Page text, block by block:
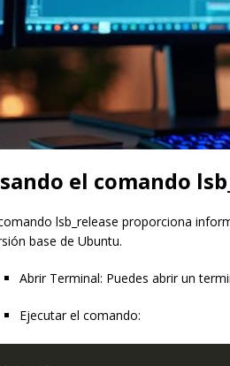
el comando
lsb_release proporciona
base de Ubuntu.
Abrir Terminal: Puedes abrir un
Ejecutar el comando: